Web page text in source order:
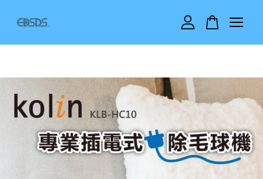
繼續購物